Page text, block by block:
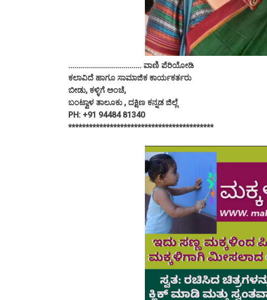
..................................... ವಾಣಿ ಪೆರಿಯೋಡಿ
ಕಲಾವಿದೆ ಹಾಗೂ ಸಾಮಾಜಿಕ ಕಾರ್ಯಕರ್ತರು
ಬೀಡು, ಕಳ್ಳಿಗೆ ಅಂಚೆ,
ಬಂಟ್ವಾಳ ತಾಲೂಕು , ದಕ್ಷಿಣ ಕನ್ನಡ ಜಿಲ್ಲೆ
PH: +91 94484 81340
******************************************